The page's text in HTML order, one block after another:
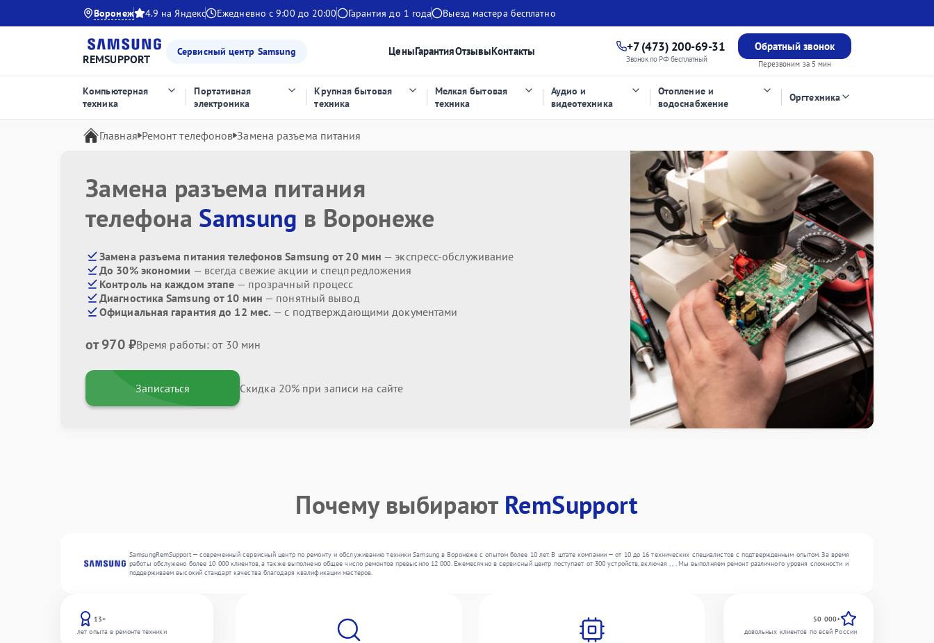
Воронеж 4.9 на Яндекс Ежедневно с 9:00 до 20:00 Гарантия до 1 года Выезд мастера бесплатно
REMSUPPORT
Сервисный центр Samsung ЦеныГарантияОтзывыКонтакты +7 (473) 200-69-31
Звонок по РФ бесплатный
Обратный звонок
Перезвоним за 5 мин
Компьютерная
техника
Портативная
электроника
Крупная бытовая
техника
Мелкая бытовая
техника
Аудио и
видеотехника
Отопление и
водоснабжение
Оргтехника
Главная Ремонт телефонов Замена разъема питания
Замена разъема питания
телефона Samsung в Воронеже
Замена разъема питания телефонов Samsung от 20 мин — экспресс-обслуживание
До 30% экономии — всегда свежие акции и спецпредложения
Контроль на каждом этапе — прозрачный процесс
Диагностика Samsung от 10 мин — понятный вывод
Официальная гарантия до 12 мес. — с подтверждающими документами
от 970 ₽Время работы: от 30 мин
Записаться Скидка 20% при записи на сайте
Почему выбирают RemSupport
SamsungRemSupport — современный сервисный центр по ремонту и обслуживанию техники Samsung в Воронеже с опытом более 10 лет. В штате компании — от 10 до 16 технических специалистов с подтвержденным опытом. За время
работы обслужено более 10 000 клиентов, а также выполнено общее число ремонтов превысило 12 000. Ежемесячно в сервисный центр поступает от 300 устройств, включая , , . Мы выполняем ремонт различного уровня сложности и
поддерживаем высокий стандарт качества благодаря квалификации мастеров.
13+
лет опыта в ремонте техники
50 000+
довольных клиентов по всей России